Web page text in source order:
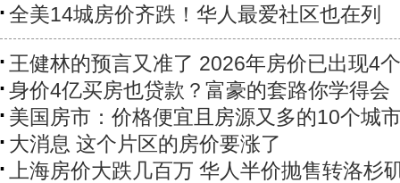
全美14城房价齐跌！华人最爱社区也在列
王健林的预言又准了 2026年房价已出现4
身价4亿买房也贷款？富豪的套路你学得会
美国房市：价格便宜且房源又多的10个城
大消息 这个片区的房价要涨了
上海房价大跌几百万 华人半价抛售转洛杉